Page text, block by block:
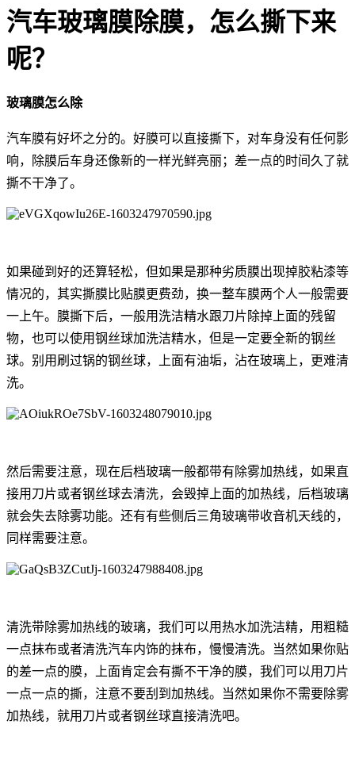
汽车玻璃膜除膜，怎么撕下来
呢？
玻璃膜怎么除
汽车膜有好坏之分的。好膜可以直接撕下，对车身没有任何影
响，除膜后车身还像新的一样光鲜亮丽；差一点的时间久了就
撕不干净了。
如果碰到好的还算轻松，但如果是那种劣质膜出现掉胶粘漆等
情况的，其实撕膜比贴膜更费劲，换一整车膜两个人一般需要
一上午。膜撕下后，一般用洗洁精水跟刀片除掉上面的残留
物，也可以使用钢丝球加洗洁精水，但是一定要全新的钢丝
球。别用刷过锅的钢丝球，上面有油垢，沾在玻璃上，更难清
洗。
然后需要注意，现在后档玻璃一般都带有除雾加热线，如果直
接用刀片或者钢丝球去清洗，会毁掉上面的加热线，后档玻璃
就会失去除雾功能。还有有些侧后三角玻璃带收音机天线的，
同样需要注意。
清洗带除雾加热线的玻璃，我们可以用热水加洗洁精，用粗糙
一点抹布或者清洗汽车内饰的抹布，慢慢清洗。当然如果你贴
的差一点的膜，上面肯定会有撕不干净的膜，我们可以用刀片
一点一点的撕，注意不要刮到加热线。当然如果你不需要除雾
加热线，就用刀片或者钢丝球直接清洗吧。